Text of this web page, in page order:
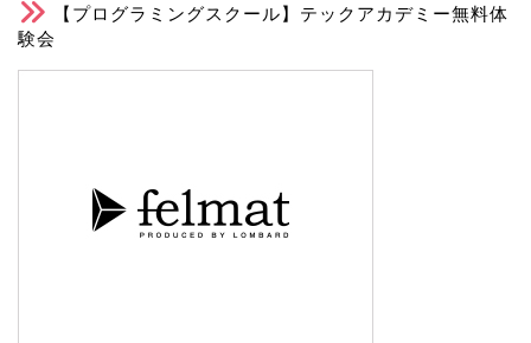
【プログラミングスクール】テックアカデミー無料体
験会